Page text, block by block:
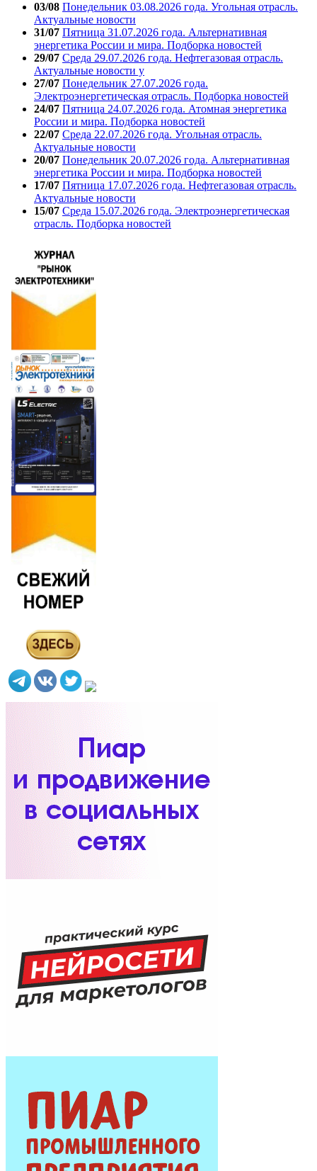
03/08 Понедельник 03.08.2026 года. Угольная отрасль.
Актуальные новости
31/07 Пятница 31.07.2026 года. Альтернативная
энергетика России и мира. Подборка новостей
29/07 Среда 29.07.2026 года. Нефтегазовая отрасль.
Актуальные новости у
27/07 Понедельник 27.07.2026 года.
Электроэнергетическая отрасль. Подборка новостей
24/07 Пятница 24.07.2026 года. Атомная энергетика
России и мира. Подборка новостей
22/07 Среда 22.07.2026 года. Угольная отрасль.
Актуальные новости
20/07 Понедельник 20.07.2026 года. Альтернативная
энергетика России и мира. Подборка новостей
17/07 Пятница 17.07.2026 года. Нефтегазовая отрасль.
Актуальные новости
15/07 Среда 15.07.2026 года. Электроэнергетическая
отрасль. Подборка новостей